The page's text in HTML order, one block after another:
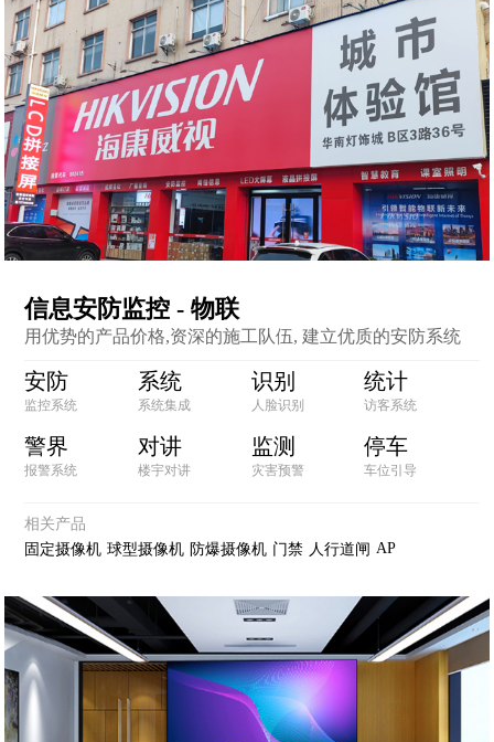
信息安防监控 - 物联
用优势的产品价格,资深的施工队伍, 建立优质的安防系统
安防
监控系统
系统
系统集成
识别
人脸识别
统计
访客系统
警界
报警系统
对讲
楼宇对讲
监测
灾害预警
停车
车位引导
相关产品
固定摄像机 球型摄像机 防爆摄像机 门禁 人行道闸 AP